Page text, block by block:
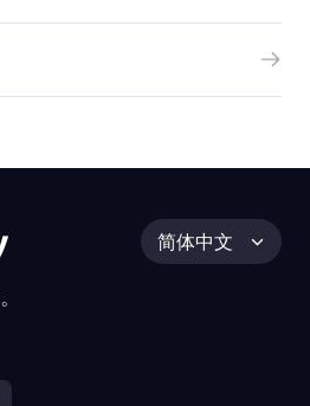
简体中文